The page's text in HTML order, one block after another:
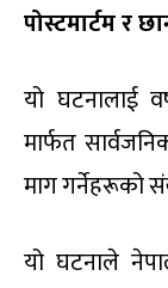
पोस्टमार्टम र
यो घटनालाई
मार्फत
माग गर्नेहरूको
यो घटनाले